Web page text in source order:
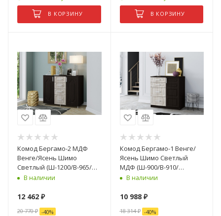
В КОРЗИНУ В КОРЗИНУ
Комод Бергамо-2 МДФ
Венге/Ясень Шимо
Светлый (Ш-1200/В-965/
Г-440мм)
В наличии
12 462 ₽
20 770₽ -40%
Комод Бергамо-1 Венге/
Ясень Шимо Светлый
МДФ (Ш-900/В-910/
Г-440мм)
В наличии
10 988₽
18 314₽ -40%